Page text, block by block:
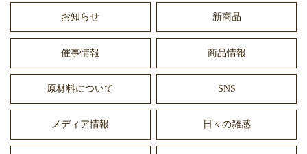
お知らせ 新商品
催事情報 商品情報
原材料について SNS
メディア情報 日々の雑感